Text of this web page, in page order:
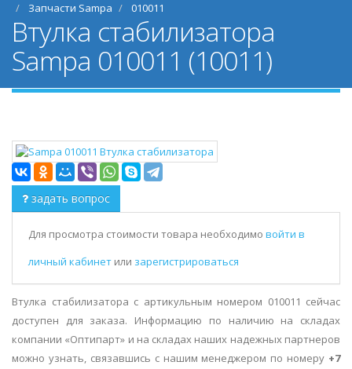
Запчасти Sampa
010011
Втулка стабилизатора
Sampa 010011 (10011)
задать вопрос
Для просмотра стоимости товара необходимо войти в
личный кабинет или зарегистрироваться
Втулка стабилизатора с артикульным номером 010011 сейчас
доступен для заказа. Информацию по наличию на складах
компании «Оптипарт» и на складах наших надежных партнеров
можно узнать, связавшись с нашим менеджером по номеру +7